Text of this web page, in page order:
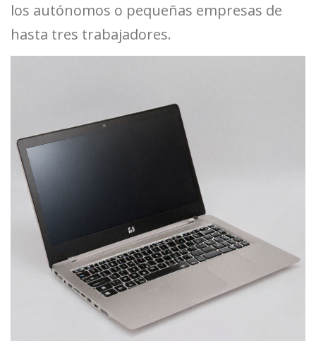
los autónomos o pequeñas empresas de
hasta tres trabajadores.